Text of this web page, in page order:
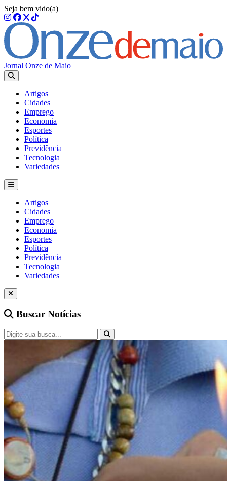
Seja bem vido(a)
Jornal Onze de Maio
Artigos
Cidades
Emprego
Economia
Esportes
Política
Previdência
Tecnologia
Variedades
Artigos
Cidades
Emprego
Economia
Esportes
Política
Previdência
Tecnologia
Variedades
Buscar Notícias